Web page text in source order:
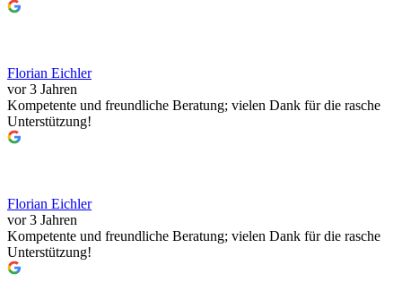
Florian Eichler
vor 3 Jahren
Kompetente und freundliche Beratung; vielen Dank für die rasche
Unterstützung!
Florian Eichler
vor 3 Jahren
Kompetente und freundliche Beratung; vielen Dank für die rasche
Unterstützung!